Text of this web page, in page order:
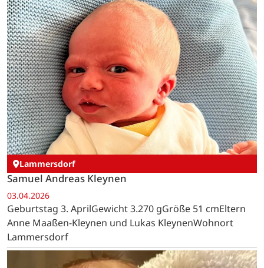
Lammersdorf
Samuel Andreas Kleynen
03.04.2026
Geburtstag 3. AprilGewicht 3.270 gGröße 51 cmEltern
Anne Maaßen-Kleynen und Lukas KleynenWohnort
Lammersdorf